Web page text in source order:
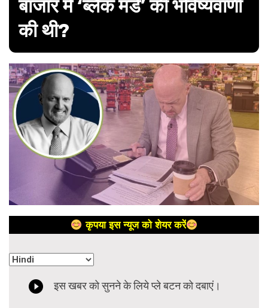
बाजार में ‘ब्लैक मंडे’ की भविष्यवाणी
की थी?
कृपया इस न्यूज को शेयर करें